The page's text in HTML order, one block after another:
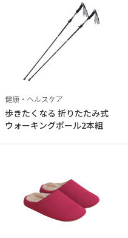
健康・ヘルスケア
歩きたくなる 折りたたみ式
ウォーキングポール2本組